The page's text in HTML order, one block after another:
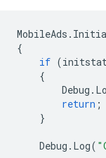
MobileAds .
{
if (
{
Debug .
return ;
}
Debug . Log(